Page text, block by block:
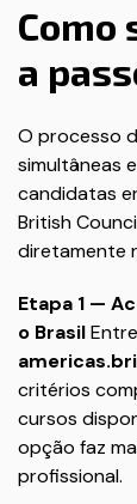
Como
a
O processo
simultâneas
candidatas
British
diretamente
Etapa 1 —
o Brasil
critérios
cursos
opção faz
profissional.